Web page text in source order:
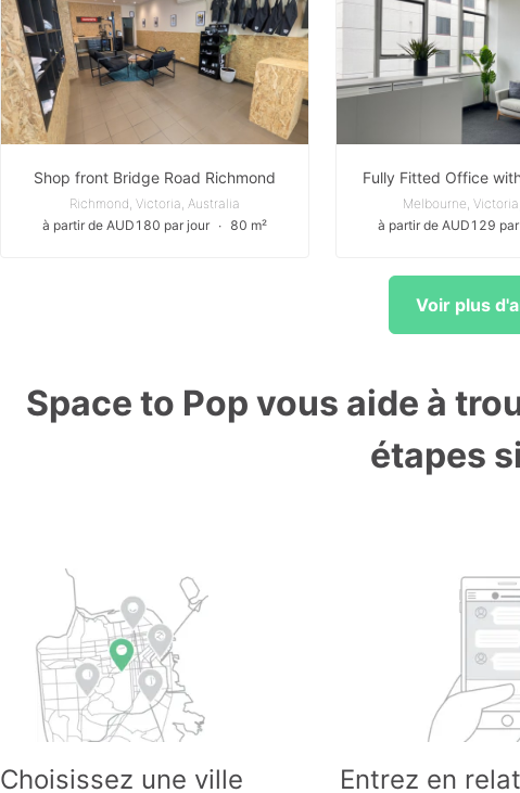
Shop front Bridge Road Richmond
Richmond, Victoria, Australia
à partir de AUD180 par jour ∙ 80 m²
Fully Fitted Office
Melbourne,
à partir de AUD129
Voir plus
Space to Pop vous aide à
étapes
Choisissez une ville
Entrez en